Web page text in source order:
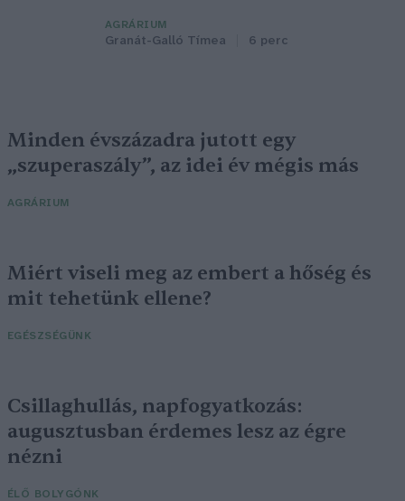
AGRÁRIUM
Granát-Galló Tímea 6 perc
Minden évszázadra jutott egy
„szuperaszály”, az idei év mégis más
AGRÁRIUM
Miért viseli meg az embert a hőség és
mit tehetünk ellene?
EGÉSZSÉGÜNK
Csillaghullás, napfogyatkozás:
augusztusban érdemes lesz az égre
nézni
ÉLŐ BOLYGÓNK